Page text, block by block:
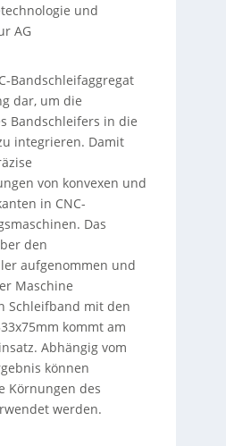
und
AG
Bandschleifaggregat
dar, um die
Bandschleifers in die
integrieren. Damit
von konvexen und
in CNC-
Das
den
aufgenommen und
Maschine
Schleifband mit den
kommt am
Abhängig vom
können
Körnungen des
werden.